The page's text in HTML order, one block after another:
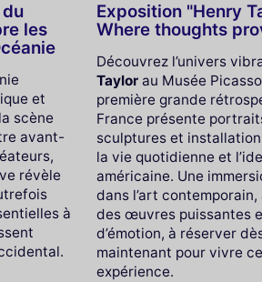
du
les
et
scène
avant-
révèle
à
Exposition "Henry
Where thoughts
Découvrez l’univers
Taylorau Musée
première grande
France présente
sculptures et
la vie quotidienne et
américaine. Une
dans l’art
des œuvres puissantes
d’émotion, à réserver
maintenant pour vivre
expérience.